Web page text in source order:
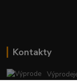
Kontakty